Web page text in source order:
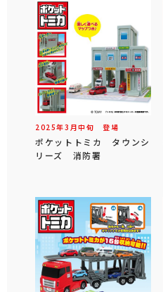
2025年3 月中旬 登場
ポケットトミカ タウンシ
リーズ 消防署